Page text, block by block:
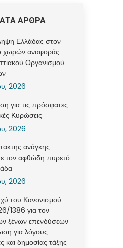
ΑΡΘΡΑ
Ελλάδας στον
χωρών αναφοράς
Οργανισμού
2026
για τις πρόσφατες
Κυρώσεις
2026
ανάγκης
τον αφθώδη πυρετό
2026
του Κανονισμού
1386 για τον
ξένων επενδύσεων
για λόγους
και δημοσίας τάξης